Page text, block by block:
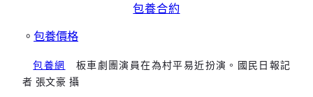
包養合約
。 包養價格
包養網 板車劇團演員在為村平易近扮演。國民日報記
者 張文豪 攝